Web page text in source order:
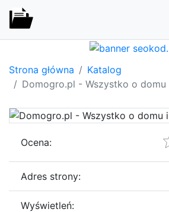
Strona główna
Katalog
Domogro.pl - Wszystko o
Ocena:
Adres strony:
Wyświetleń: